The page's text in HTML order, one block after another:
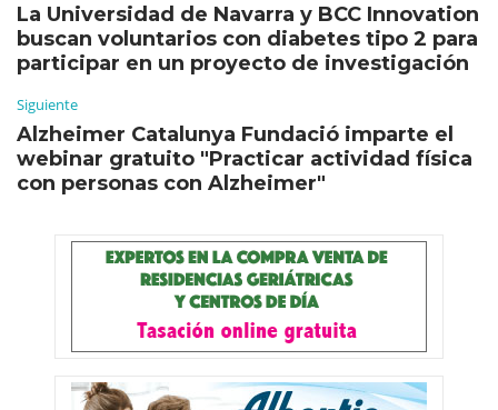
La Universidad de Navarra y BCC Innovation
buscan voluntarios con diabetes tipo 2 para
participar en un proyecto de investigación
Siguiente
Alzheimer Catalunya Fundació imparte el
webinar gratuito "Practicar actividad física
con personas con Alzheimer"